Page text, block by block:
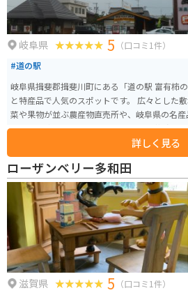
岐阜県 5 （口コミ1件）
#道の駅
岐阜県揖斐郡揖斐川町にある「道の駅 富有柿
と特産品で人気のスポットです。 広々とした敷地内には、新鮮な地元産の野
菜や果物が並ぶ農産物直売所や、岐阜県の名
ります。 中でも、この地域で古くから栽培さ
強く濃厚な味わいで、お土産に最適です。 柿
り、柿の葉茶や柿ジャムなども人気です。 レストランでは、地元産の食材を
使った料理を楽しむことができます。 特にお
ーツです。 柿ソフトクリームや柿パフェなど、
ナルメニューが人気を集めています。 道の駅には、広々とした駐車場と休憩
スペースが完備されており、ドライブ中の休憩
グの休憩ポイントとしても人気があり、多くのラ
は、四季折々の景色が楽しめる自然豊かなス
には、揖斐川沿いを彩る桜並木が美しく、お
す。 秋には、山々が赤や黄色に色づき、紅葉狩
道の駅 富有柿の里いとぬきは、地元の美味し
詳しく見る
ローザンベリー多和田
滋賀県 5 （口コミ1件）